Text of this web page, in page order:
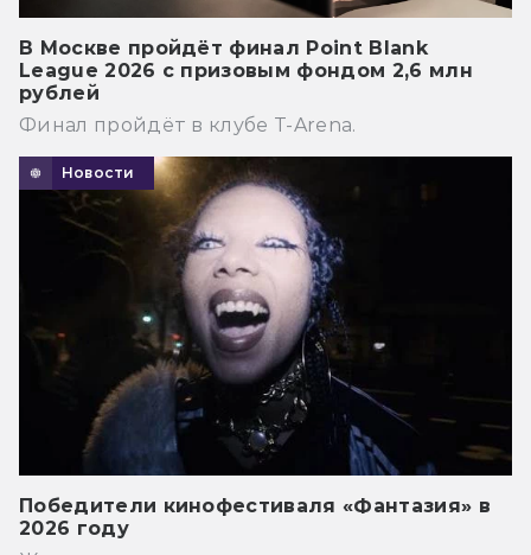
В Москве пройдёт финал Point Blank
League 2026 с призовым фондом 2,6 млн
рублей
Финал пройдёт в клубе T-Arena.
Новости
Победители кинофестиваля «Фантазия» в
2026 году